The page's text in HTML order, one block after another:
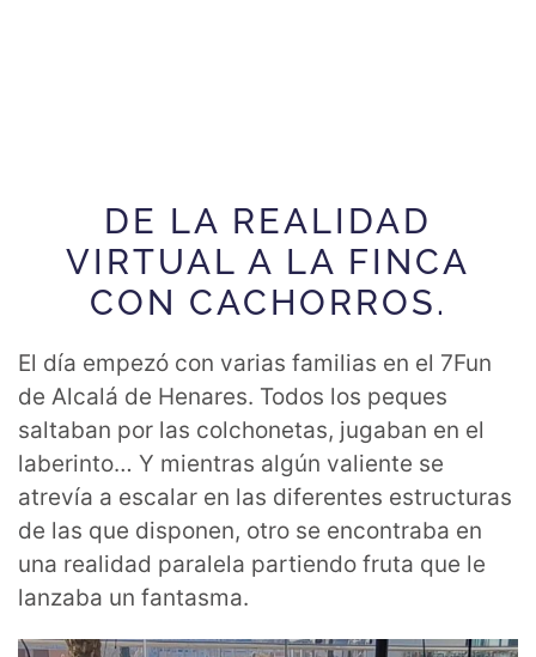
DE LA REALIDAD
VIRTUAL A LA FINCA
CON CACHORROS.
El día empezó con varias familias en el 7Fun
de Alcalá de Henares. Todos los peques
saltaban por las colchonetas, jugaban en el
laberinto… Y mientras algún valiente se
atrevía a escalar en las diferentes estructuras
de las que disponen, otro se encontraba en
una realidad paralela partiendo fruta que le
lanzaba un fantasma.